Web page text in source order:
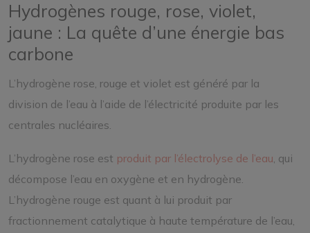
Hydrogènes rouge, rose, violet,
jaune : La quête d’une énergie bas
carbone
L’hydrogène rose, rouge et violet est généré par la
division de l’eau à l’aide de l’électricité produite par les
centrales nucléaires.
L’hydrogène rose est produit par l’électrolyse de l’eau , qui
décompose l’eau en oxygène et en hydrogène.
L’hydrogène rouge est quant à lui produit par
fractionnement catalytique à haute température de l’eau,